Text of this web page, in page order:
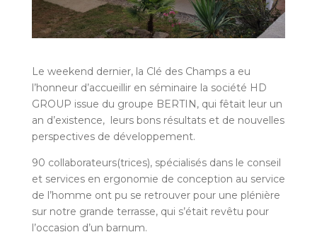
Le weekend dernier, la Clé des Champs a eu
l’honneur d’accueillir en séminaire la société HD
GROUP issue du groupe BERTIN, qui fêtait leur un
an d’existence, leurs bons résultats et de nouvelles
perspectives de développement.
90 collaborateurs(trices), spécialisés dans le conseil
et services en ergonomie de conception au service
de l’homme ont pu se retrouver pour une plénière
sur notre grande terrasse, qui s’était revêtu pour
l’occasion d’un barnum.